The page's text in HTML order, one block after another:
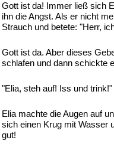
Gott ist da! Immer ließ sich
ihn die Angst. Als er nicht
Strauch und betete: "Herr,
Gott ist da. Aber dieses
schlafen und dann schickte
"Elia, steh auf! Iss und trink!"
Elia machte die Augen auf
sich einen Krug mit Wasser
gut!